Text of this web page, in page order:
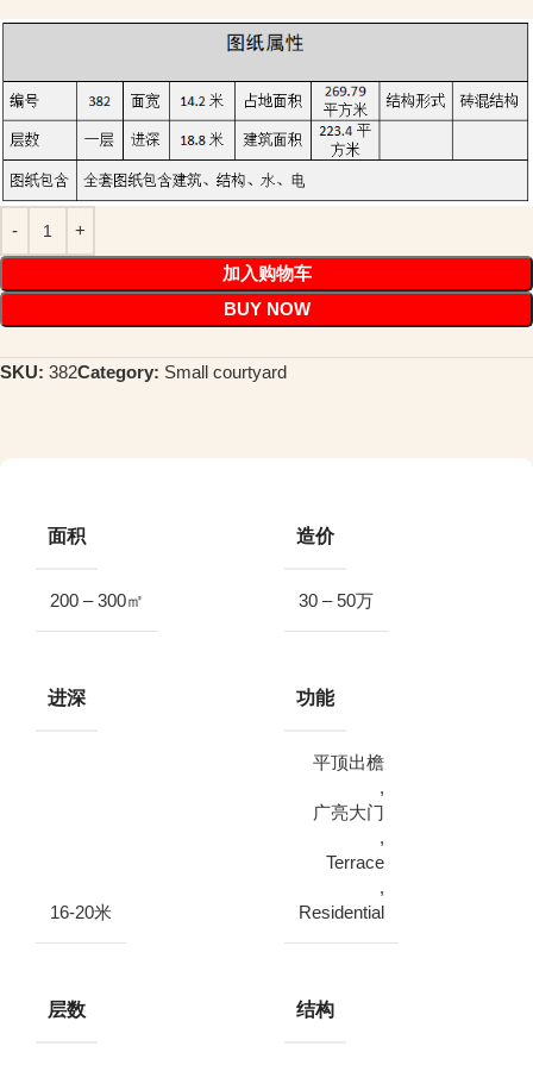
加入购物车
BUY NOW
SKU: 382Category: Small courtyard
面积
200 – 300㎡
造价
30 – 50万
进深
16-20米
功能
平顶出檐
,
广亮大门
,
Terrace
,
Residential
层数 结构